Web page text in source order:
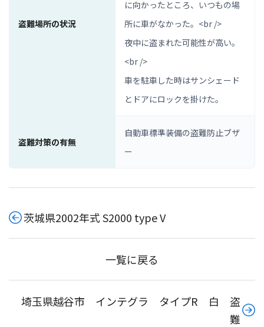
盗難場所の状況
に向かったところ、いつもの場
所に車がなかった。<br />
夜中に盗まれた可能性が高い。
<br />
車を駐車した時はサンシェード
とドアにロックを掛けた。
盗難対策の有無
自動車標準装備の盗難防止ブザ
ー
茨城県2002年式 S2000 type V
一覧に戻る
埼玉県越谷市 インテグラ タイプR 白 盗
難